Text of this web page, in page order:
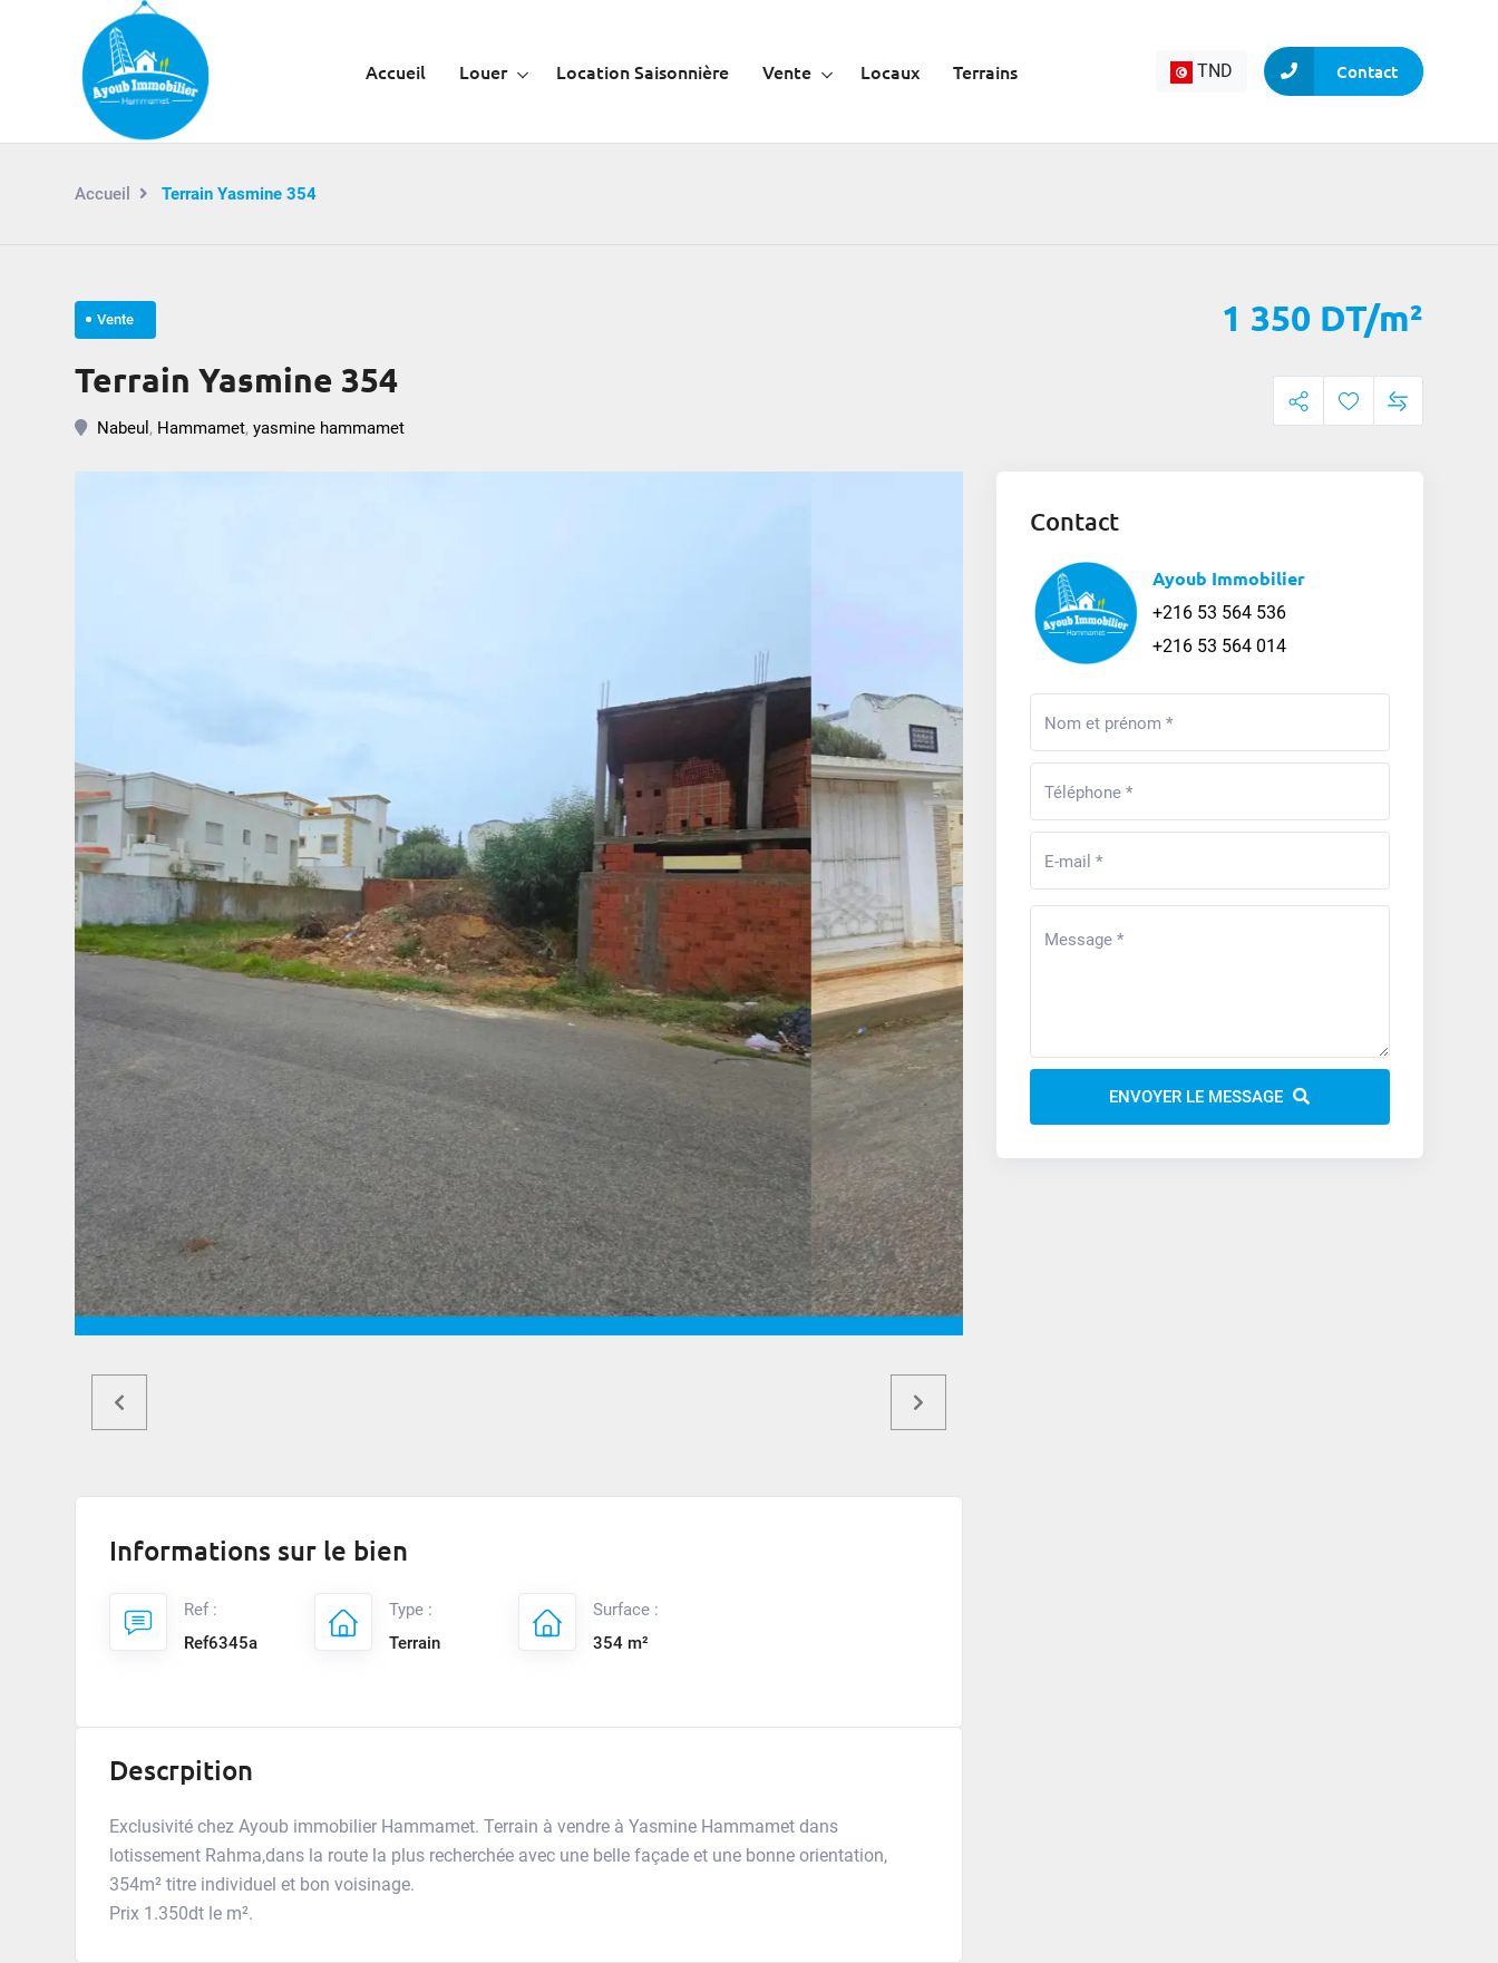
Accueil Louer Location Saisonnière Vente Locaux Terrains TND Contact
Accueil Terrain Yasmine 354
Vente 1 350 DT/m²
Terrain Yasmine 354
Nabeul , Hammamet, yasmine hammamet
Informations sur le bien
Ref :
Ref6345a
Type :
Terrain
Surface :
354 m²
Descrpition
Exclusivité chez Ayoub immobilier Hammamet. Terrain à vendre à Yasmine Hammamet dans
lotissement Rahma,dans la route la plus recherchée avec une belle façade et une bonne orientation,
354m² titre individuel et bon voisinage.
Prix 1.350dt le m².
Contact
Ayoub Immobilier
+216 53 564 536
+216 53 564 014
ENVOYER LE MESSAGE